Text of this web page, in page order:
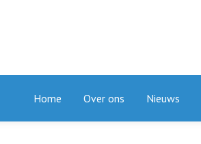
Home Over ons Nieuws